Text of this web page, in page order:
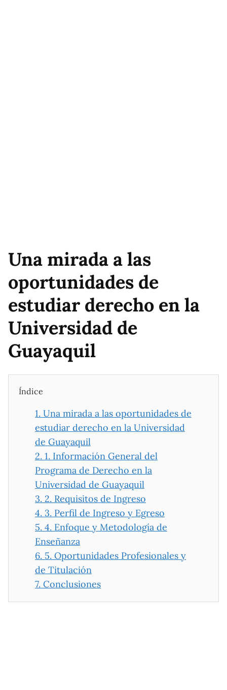
Una mirada a las
oportunidades de
estudiar derecho en la
Universidad de
Guayaquil
Índice
1. Una mirada a las oportunidades de
estudiar derecho en la Universidad
de Guayaquil
2. 1. Información General del
Programa de Derecho en la
Universidad de Guayaquil
3. 2. Requisitos de Ingreso
4. 3. Perfil de Ingreso y Egreso
5. 4. Enfoque y Metodología de
Enseñanza
6. 5. Oportunidades Profesionales y
de Titulación
7. Conclusiones